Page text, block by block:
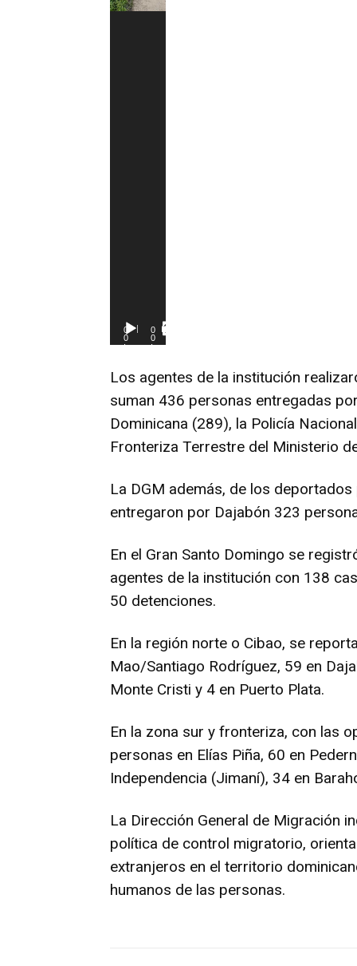
0
0
:
0
0
:
Los agentes de la institución
suman 436 personas entregadas
Dominicana (289), la Policía
Fronteriza Terrestre del Ministerio
La DGM además, de los
entregaron por Dajabón 323
En el Gran Santo Domingo se
agentes de la institución con 138
50 detenciones.
En la región norte o Cibao, se
Mao/Santiago Rodríguez, 59 en
Monte Cristi y 4 en Puerto Plata.
En la zona sur y fronteriza, con las
personas en Elías Piña, 60 en
Independencia (Jimaní), 34 en
La Dirección General de Migración
política de control migratorio,
extranjeros en el territorio
humanos de las personas.